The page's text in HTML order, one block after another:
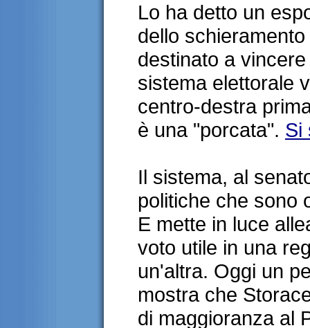
Lo ha detto un
dello
destinato a
sistema elettorale
centro-destra
è una "porcata". Si
Il sistema, al
politiche che sono
E mette in luce
voto utile in una
un'altra. Oggi un
mostra che
di maggioranza al